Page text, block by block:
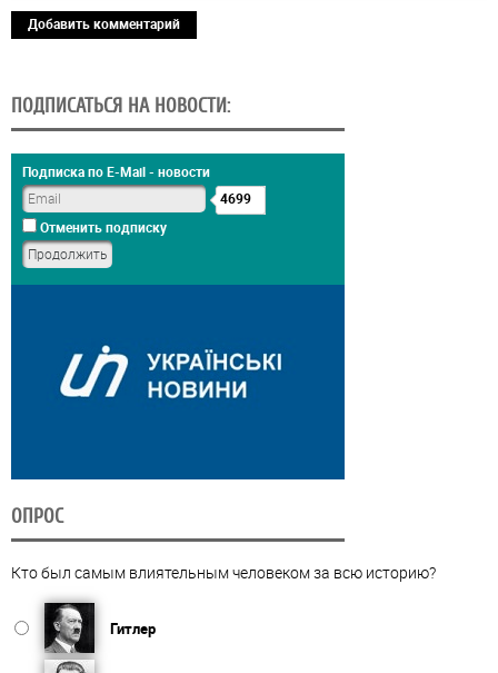
Добавить комментарий
ПОДПИСАТЬСЯ НА НОВОСТИ:
Подписка по E-Mail - новости
4699
Отменить подписку
ОПРОС
Кто был самым влиятельным человеком за всю историю?
Гитлер